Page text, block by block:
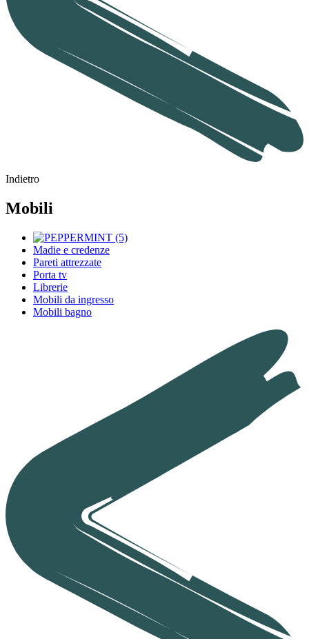
Indietro
Mobili
Madie e credenze
Pareti attrezzate
Porta tv
Librerie
Mobili da ingresso
Mobili bagno